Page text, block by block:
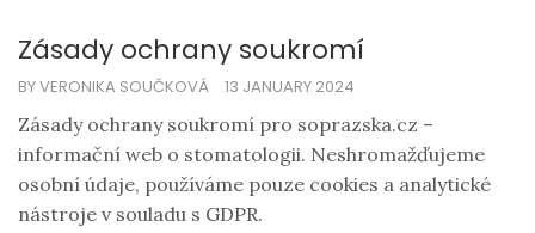
Zásady ochrany soukromí
BY VERONIKA SOUČKOVÁ 13 JANUARY 2024
Zásady ochrany soukromí pro soprazska.cz –
informační web o stomatologii. Neshromažďujeme
osobní údaje, používáme pouze cookies a analytické
nástroje v souladu s GDPR.